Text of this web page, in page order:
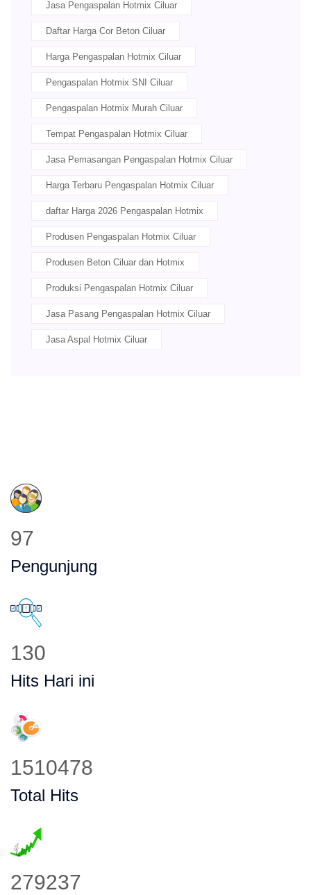
Jasa Pengaspalan Hotmix Ciluar
Daftar Harga Cor Beton Ciluar
Harga Pengaspalan Hotmix Ciluar
Pengaspalan Hotmix SNI Ciluar
Pengaspalan Hotmix Murah Ciluar
Tempat Pengaspalan Hotmix Ciluar
Jasa Pemasangan Pengaspalan Hotmix Ciluar
Harga Terbaru Pengaspalan Hotmix Ciluar
daftar Harga 2026 Pengaspalan Hotmix
Produsen Pengaspalan Hotmix Ciluar
Produsen Beton Ciluar dan Hotmix
Produksi Pengaspalan Hotmix Ciluar
Jasa Pasang Pengaspalan Hotmix Ciluar
Jasa Aspal Hotmix Ciluar
115
Pengunjung
156
Hits Hari ini
1814915
Total Hits
335517